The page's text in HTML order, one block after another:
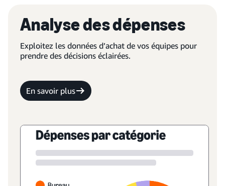
Analyse des dépenses
Exploitez les données d’achat de vos équipes pour
prendre des décisions éclairées.
En savoir plus